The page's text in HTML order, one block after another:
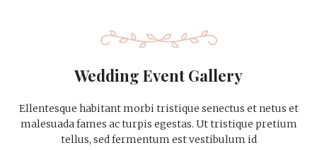
Wedding Event Gallery
Ellentesque habitant morbi tristique senectus et netus et
malesuada fames ac turpis egestas. Ut tristique pretium
tellus, sed fermentum est vestibulum id